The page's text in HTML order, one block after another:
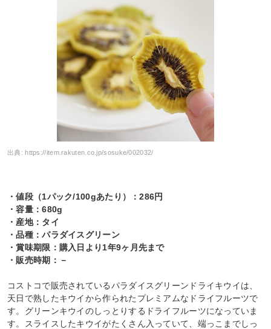
出典:https://item.rakuten.co.jp/sosuke/002032/
・値段（1パック/100gあたり）：286円
・容量：680g
・産地：タイ
・品種：パラダイスグリーン
・賞味期限：購入日より1年9ヶ月先まで
・販売時期：－
コストコで販売されているパラダイスグリーンドライキウイは、
天日で熟したキウイから作られたプレミアムなドライフルーツで
す。グリーンキウイのしっとりするドライフルーツになっていま
す。スライスしたキウイがたくさん入っていて、端っこまでしっ